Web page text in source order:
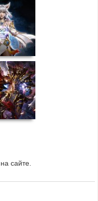
на сайте.